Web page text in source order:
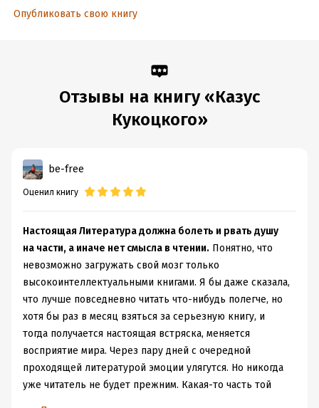
сложнейших вопросов: где границы человеческой свободы, и
В романе «Казус Кукоцкого» нет ответов на эти вопросы,
ту сторону, откуда ответы могут прийти. Рано или
поздно в жизни каждого человека наступает момент,
когда эти размышления становятся неизбежными".
Людмила Улицкая
Подробная информация
Дата написания:
Объем:812689
Год издания:2025
Дата поступления:18 ноября 2024
ISBN (EAN):9785271403965
Время на чтение:12ч.
Опубликовать свою книгу
Отзывы на книгу «Казус
Кукоцкого»
be-free
Оценил книгу
Настоящая Литература должна болеть и рвать душу
на части, а иначе нет смысла в чтении. Понятно, что
невозможно загружать свой мозг только
высокоинтеллектуальными книгами. Я бы даже сказала,
что лучше повседневно читать что-нибудь полегче, но
хотя бы раз в месяц взяться за серьезную книгу, и
тогда получается настоящая встряска, меняется
восприятие мира. Через пару дней с очередной
проходящей литературой эмоции улягутся. Но никогда
уже читатель не будет прежним. Какая-то часть той